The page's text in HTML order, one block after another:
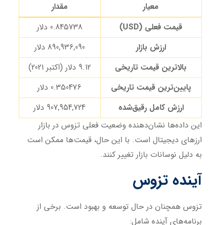
معیار
مقدار
قیمت فعلی (USD)
0.845738 دلار
ارزش بازار
890,936,090 دلار
بالاترین قیمت تاریخی
9.12 دلار (اکتبر 2021)
پایین‌ترین قیمت تاریخی
0.350476 دلار
ارزش کامل رقیق‌شده
907,954,724 دلار
این داده‌ها نشان‌دهنده وضعیت فعلی تزوس در بازار
ارزهای دیجیتال است. با این حال، قیمت‌ها ممکن است
به دلیل نوسانات بازار تغییر کنند.
آینده تزوس
تزوس همچنان در حال توسعه و بهبود است. برخی از
برنامه‌های آینده شامل: